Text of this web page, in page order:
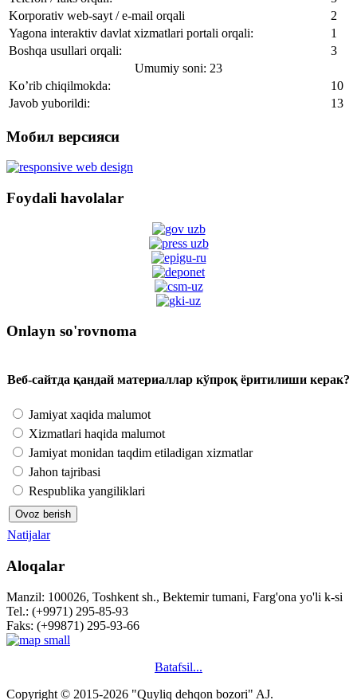
Korporativ web-sayt / e-mail orqali
2
Yagona interaktiv davlat xizmatlari portali orqali:
1
Boshqa usullari orqali:
3
Umumiy soni: 23
Ko’rib chiqilmokda:
10
Javob yuborildi:
13
Мобил версияси
Foydali havolalar
Onlayn so'rovnoma
Веб-сайтда қандай материаллар кўпроқ ёритилиши керак?
Jamiyat xaqida malumot
Xizmatlari haqida malumot
Jamiyat monidan taqdim etiladigan xizmatlar
Jahon tajribasi
Respublika yangiliklari
Natijalar
Aloqalar
Manzil: 100026, Toshkent sh., Bektemir tumani, Farg'ona yo'li k-si
Tel.: (+9971) 295-85-93
Faks: (+99871) 295-93-66
Batafsil...
Copyright © 2015-2026 "Quyliq dehqon bozori" AJ.